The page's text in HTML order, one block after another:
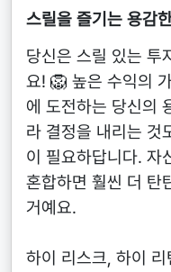
스릴을 즐기는 용감
당신은 스릴 있는 투
요! 🦁 높은 수익의
에 도전하는 당신의
라 결정을 내리는 것
이 필요하답니다. 자
혼합하면 훨씬 더 탄
거예요.
하이 리스크, 하이